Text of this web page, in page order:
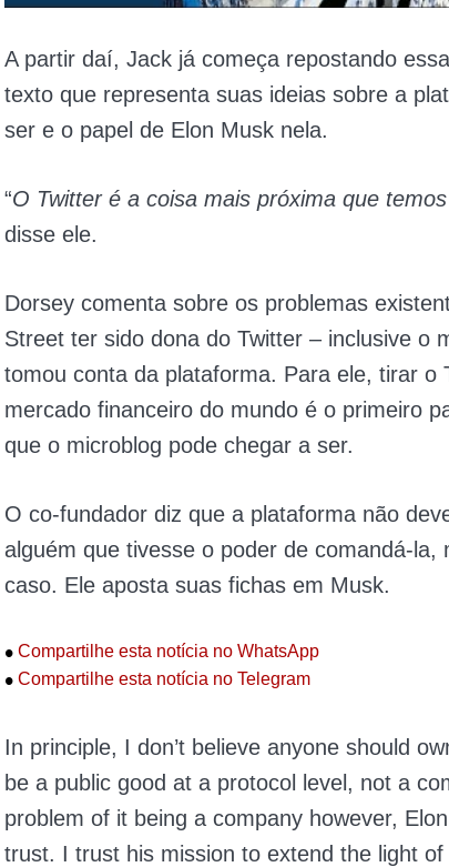
A partir daí, Jack já começa repostando
texto que representa suas ideias sobre a
ser e o papel de Elon Musk nela.
“O Twitter é a coisa mais próxima que
disse ele.
Dorsey comenta sobre os problemas
Street ter sido dona do Twitter – inclusive o
tomou conta da plataforma. Para ele, tirar o
mercado financeiro do mundo é o primeiro
que o microblog pode chegar a ser.
O co-fundador diz que a plataforma não
alguém que tivesse o poder de comandá-la,
caso. Ele aposta suas fichas em Musk.
• Compartilhe esta notícia no WhatsApp
• Compartilhe esta notícia no Telegram
In principle, I don’t believe anyone should
be a public good at a protocol level, not a
problem of it being a company however,
trust. I trust his mission to extend the light of